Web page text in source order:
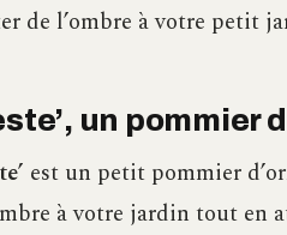
de l’ombre à votre petit
un pommier
est un petit pommier
à votre jardin tout en